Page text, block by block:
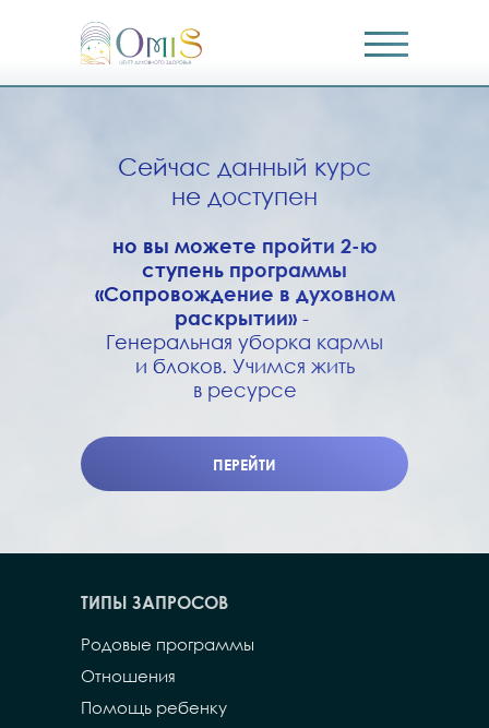
Сейчас данный курс
не доступен
но вы можете пройти 2-ю
ступень программы
«Сопровождение в духовном
раскрытии» -
Генеральная уборка кармы
и блоков. Учимся жить
в ресурсе
ПЕРЕЙТИ
Родовые программы
Отношения
Помощь ребенку
ТИПЫ ЗАПРОСОВ